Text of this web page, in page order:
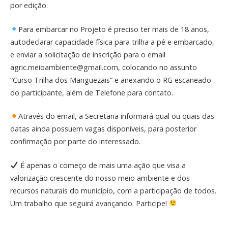
por edição.
Para embarcar no Projeto é preciso ter mais de 18 anos,
autodeclarar capacidade física para trilha a pé e embarcado,
e enviar a solicitação de inscrição para o email
agric.meioambiente@gmail.com, colocando no assunto
“Curso Trilha dos Manguezais” e anexando o RG escaneado
do participante, além de Telefone para contato.
Através do email, a Secretaria informará qual ou quais das
datas ainda possuem vagas disponíveis, para posterior
confirmação por parte do interessado.
É apenas o começo de mais uma ação que visa a
valorização crescente do nosso meio ambiente e dos
recursos naturais do município, com a participação de todos.
Um trabalho que seguirá avançando. Participe!